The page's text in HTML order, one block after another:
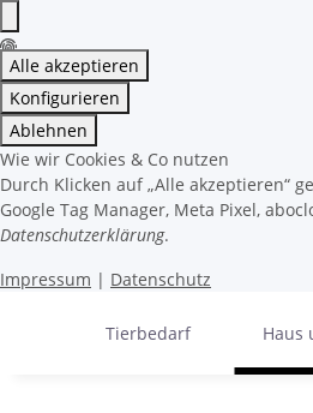
Alle akzeptieren
Konfigurieren
Ablehnen
Wie wir Cookies & Co nutzen
Durch Klicken auf „Alle akzeptieren“
Google Tag Manager, Meta Pixel,
Datenschutzerklärung.
Impressum | Datenschutz
Tierbedarf Haus